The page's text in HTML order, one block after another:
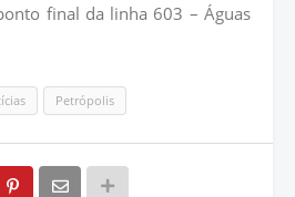
final da linha 603 – Águas
Petrópolis